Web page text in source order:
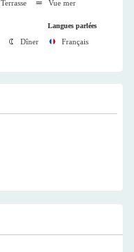
Terrasse Vue mer
Dîner
Langues parlées
Français